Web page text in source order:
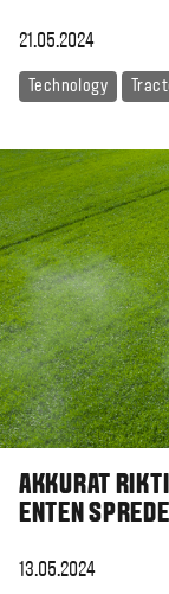
21.05.2024
Technology
AKKURAT
ENTEN
13.05.2024